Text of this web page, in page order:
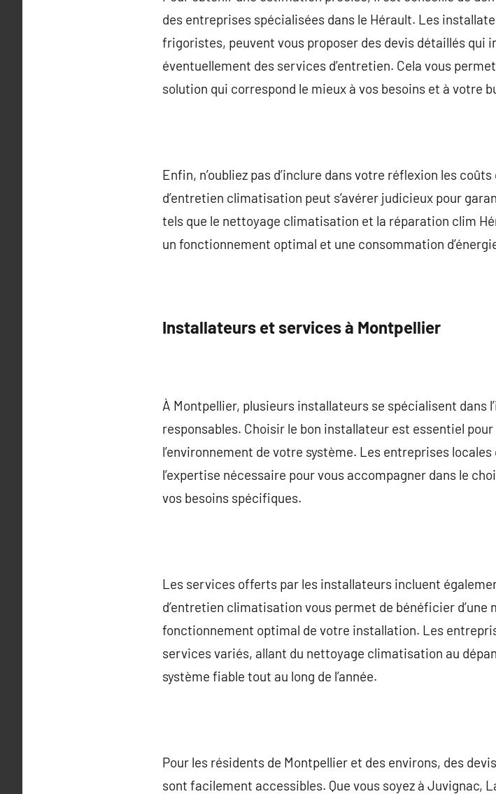
des entreprises spécialisées dans le Hérault. Les
frigoristes, peuvent vous proposer des devis détaillés qui
éventuellement des services d’entretien. Cela vous
solution qui correspond le mieux à vos besoins et à votre
Enfin, n’oubliez pas d’inclure dans votre réflexion les
d’entretien climatisation peut s’avérer judicieux pour
tels que le nettoyage climatisation et la réparation clim
un fonctionnement optimal et une consommation
Installateurs et services à Montpellier
À Montpellier, plusieurs installateurs se spécialisent dans
responsables. Choisir le bon installateur est essentiel
l’environnement de votre système. Les entreprises
l’expertise nécessaire pour vous accompagner dans le
vos besoins spécifiques.
Les services offerts par les installateurs incluent
d’entretien climatisation vous permet de bénéficier
fonctionnement optimal de votre installation. Les
services variés, allant du nettoyage climatisation au
système fiable tout au long de l’année.
Pour les résidents de Montpellier et des environs, des
sont facilement accessibles. Que vous soyez à Juvignac,